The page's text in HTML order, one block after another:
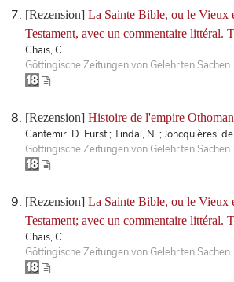
[Rezension] La Sainte Bible, ou le Vieux
Testament, avec un commentaire littéral.
Chais, C.
Göttingische Zeitungen von Gelehrten
[Rezension] Histoire de l'empire
Cantemir, D. Fürst ; Tindal, N. ; Joncquières, de
Göttingische Zeitungen von Gelehrten
[Rezension] La Sainte Bible, ou le Vieux
Testament; avec un commentaire littéral.
Chais, C.
Göttingische Zeitungen von Gelehrten